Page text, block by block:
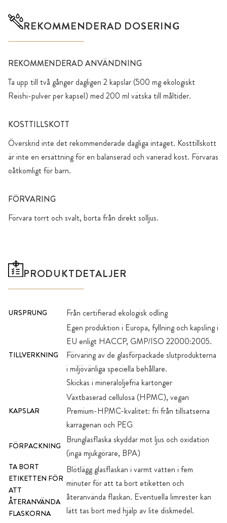
REKOMMENDERAD DOSERING
REKOMMENDERAD ANVÄNDNING
Ta upp till två gånger dagligen 2 kapslar (500 mg ekologiskt
Reishi-pulver per kapsel) med 200 ml vätska till måltider.
KOSTTILLSKOTT
Överskrid inte det rekommenderade dagliga intaget. Kosttillskott
är inte en ersättning för en balanserad och varierad kost. Förvaras
oåtkomligt för barn.
FÖRVARING
Förvara torrt och svalt, borta från direkt solljus.
PRODUKTDETALJER
URSPRUNG Från certifierad ekologisk odling
TILLVERKNING
Egen produktion i Europa, fyllning och kapsling i
EU enligt HACCP, GMP/ISO 22000:2005.
Förvaring av de glasförpackade slutprodukterna
i miljövänliga speciella behållare.
Skickas i mineraloljefria kartonger
KAPSLAR
Växtbaserad cellulosa (HPMC), vegan
Premium-HPMC-kvalitet: fri från tillsatserna
karragenan och PEG
FÖRPACKNING
Brunglasflaska skyddar mot ljus och oxidation
(inga mjukgörare, BPA)
TA BORT
ETIKETTEN FÖR
ATT
ÅTERANVÄNDA
FLASKORNA
Blötlägg glasflaskan i varmt vatten i fem
minuter för att ta bort etiketten och
återanvända flaskan. Eventuella limrester kan
lätt tas bort med hjälp av lite diskmedel.